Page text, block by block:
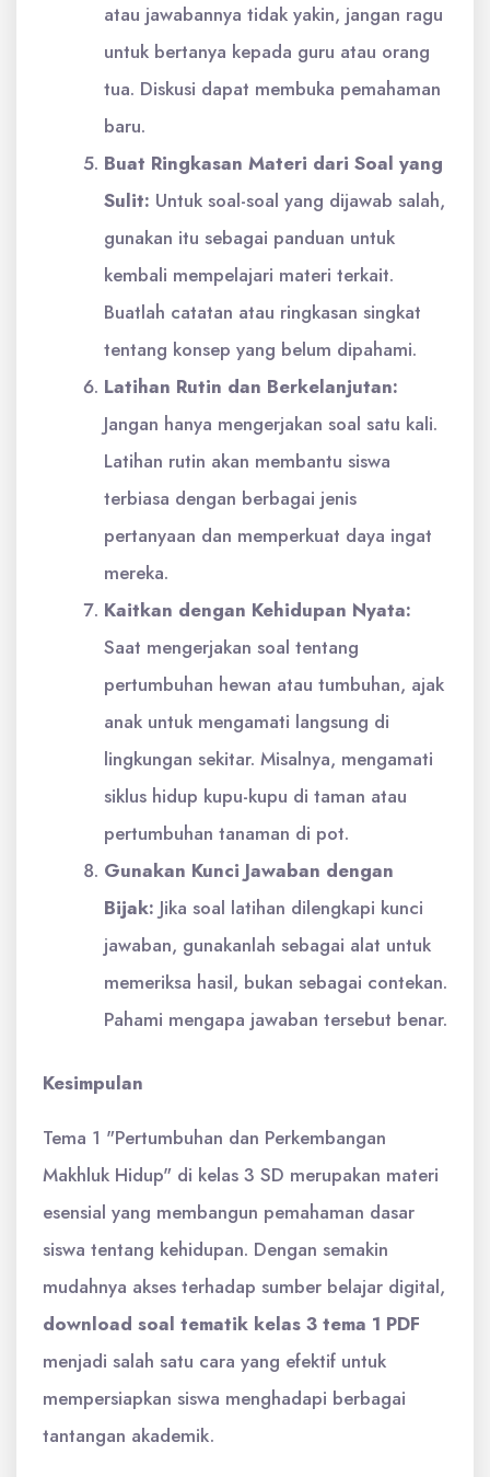
atau jawabannya tidak yakin, jangan ragu
untuk bertanya kepada guru atau orang
tua. Diskusi dapat membuka pemahaman
baru.
Buat Ringkasan Materi dari Soal yang
Sulit: Untuk soal-soal yang dijawab salah,
gunakan itu sebagai panduan untuk
kembali mempelajari materi terkait.
Buatlah catatan atau ringkasan singkat
tentang konsep yang belum dipahami.
Latihan Rutin dan Berkelanjutan:
Jangan hanya mengerjakan soal satu kali.
Latihan rutin akan membantu siswa
terbiasa dengan berbagai jenis
pertanyaan dan memperkuat daya ingat
mereka.
Kaitkan dengan Kehidupan Nyata:
Saat mengerjakan soal tentang
pertumbuhan hewan atau tumbuhan, ajak
anak untuk mengamati langsung di
lingkungan sekitar. Misalnya, mengamati
siklus hidup kupu-kupu di taman atau
pertumbuhan tanaman di pot.
Gunakan Kunci Jawaban dengan
Bijak: Jika soal latihan dilengkapi kunci
jawaban, gunakanlah sebagai alat untuk
memeriksa hasil, bukan sebagai contekan.
Pahami mengapa jawaban tersebut benar.
Kesimpulan
Tema 1 "Pertumbuhan dan Perkembangan
Makhluk Hidup" di kelas 3 SD merupakan materi
esensial yang membangun pemahaman dasar
siswa tentang kehidupan. Dengan semakin
mudahnya akses terhadap sumber belajar digital,
download soal tematik kelas 3 tema 1 PDF
menjadi salah satu cara yang efektif untuk
mempersiapkan siswa menghadapi berbagai
tantangan akademik.